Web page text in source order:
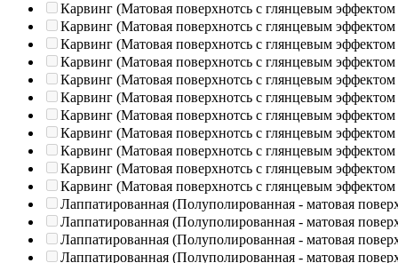
Карвинг (Матовая поверхнотсь с глянцевым эффектом
Карвинг (Матовая поверхнотсь с глянцевым эффектом
Карвинг (Матовая поверхнотсь с глянцевым эффектом
Карвинг (Матовая поверхнотсь с глянцевым эффектом
Карвинг (Матовая поверхнотсь с глянцевым эффектом
Карвинг (Матовая поверхнотсь с глянцевым эффектом
Карвинг (Матовая поверхнотсь с глянцевым эффектом
Карвинг (Матовая поверхнотсь с глянцевым эффектом
Карвинг (Матовая поверхнотсь с глянцевым эффектом
Карвинг (Матовая поверхнотсь с глянцевым эффектом
Карвинг (Матовая поверхнотсь с глянцевым эффектом
Лаппатированная (Полуполированная - матовая
Лаппатированная (Полуполированная - матовая
Лаппатированная (Полуполированная - матовая
Лаппатированная (Полуполированная - матовая